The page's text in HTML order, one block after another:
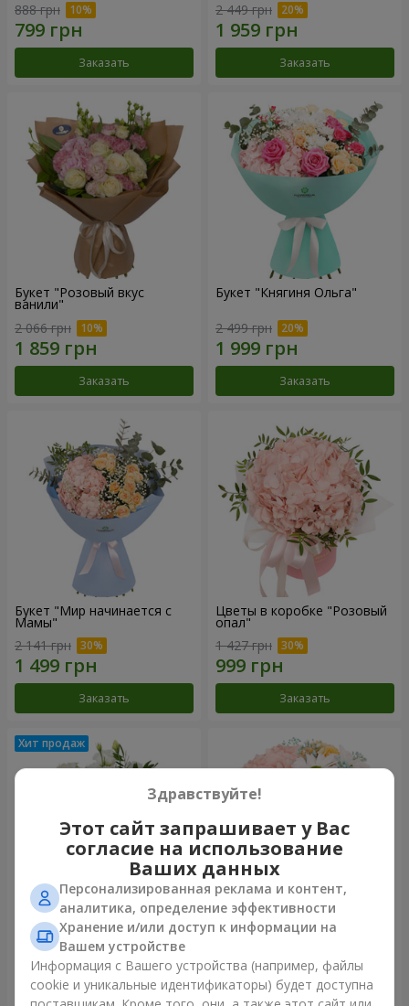
888 грн
Заказать
2 449 грн
Заказать
Букет "Розовый вкус
ванили"
2 066 грн
Заказать
Букет "Княгиня Ольга"
2 499 грн
Заказать
Букет "Мир начинается с
Мамы"
2 141 грн
Заказать
Цветы в коробке "Розовый
опал"
1 427 грн
Заказать
Композиция "Нежное
прикосновение"
1 888 грн
Цветы в коробке "Счастья
не избежать"
1 716 грн
Здравствуйте!
Этот сайт запрашивает у Вас
согласие на использование
Ваших данных
Персонализированная реклама и контент,
аналитика, определение эффективности
Хранение и/или доступ к информации на
Вашем устройстве
Информация с Вашего устройства (например, файлы
cookie и уникальные идентификаторы) будет доступна